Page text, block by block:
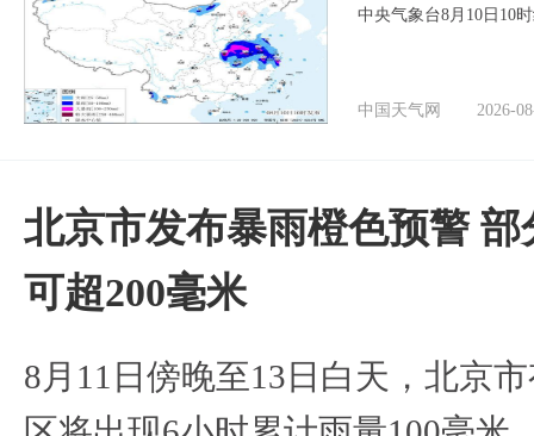
中央气象台8月10日10
中国天气网 2026-
北京市发布暴雨橙色预警
可超200毫米
8月11日傍晚至13日白天，北京